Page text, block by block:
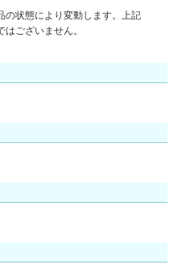
状態により変動します。上記
ございません。